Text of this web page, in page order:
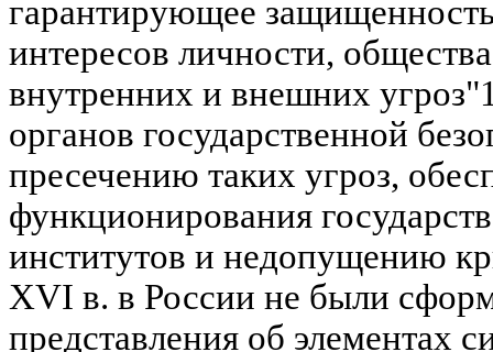
гарантирующее
интересов личности,
внутренних и внешних
органов государственной
пресечению таких угроз,
функционирования
институтов и недопущению
XVI в. в России не были
представления об элементах